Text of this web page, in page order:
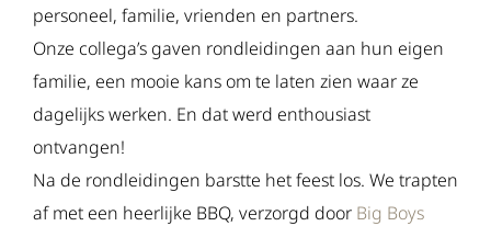
personeel, familie, vrienden en partners.
Onze collega’s gaven rondleidingen aan hun eigen
familie, een mooie kans om te laten zien waar ze
dagelijks werken. En dat werd enthousiast
ontvangen!
Na de rondleidingen barstte het feest los. We trapten
af met een heerlijke BBQ, verzorgd door Big Boys